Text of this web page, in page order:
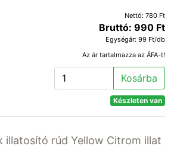
Nettó: 780 Ft
Bruttó: 990 Ft
Egységár: 99 Ft/db
Az ár tartalmazza az ÁFA-t!
Kosárba
Készleten van
illatosító rúd Yellow Citrom illat